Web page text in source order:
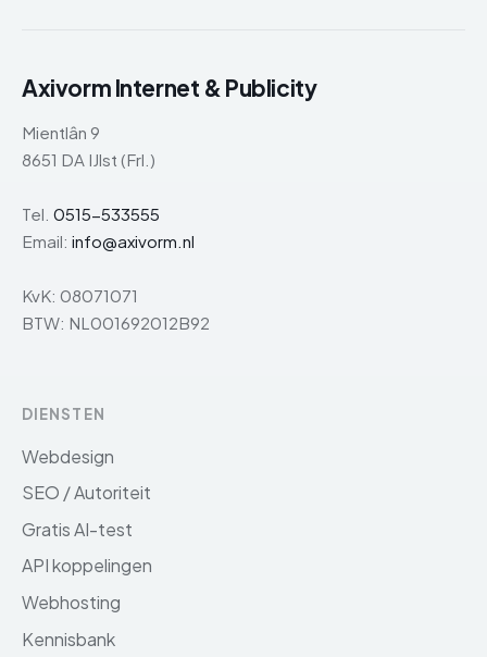
Axivorm Internet & Publicity
Mientlân 9
8651 DA IJlst (Frl.)
Tel. 0515-533555
Email: info@axivorm.nl
KvK: 08071071
BTW: NL001692012B92
DIENSTEN
Webdesign
SEO / Autoriteit
Gratis AI-test
API koppelingen
Webhosting
Kennisbank